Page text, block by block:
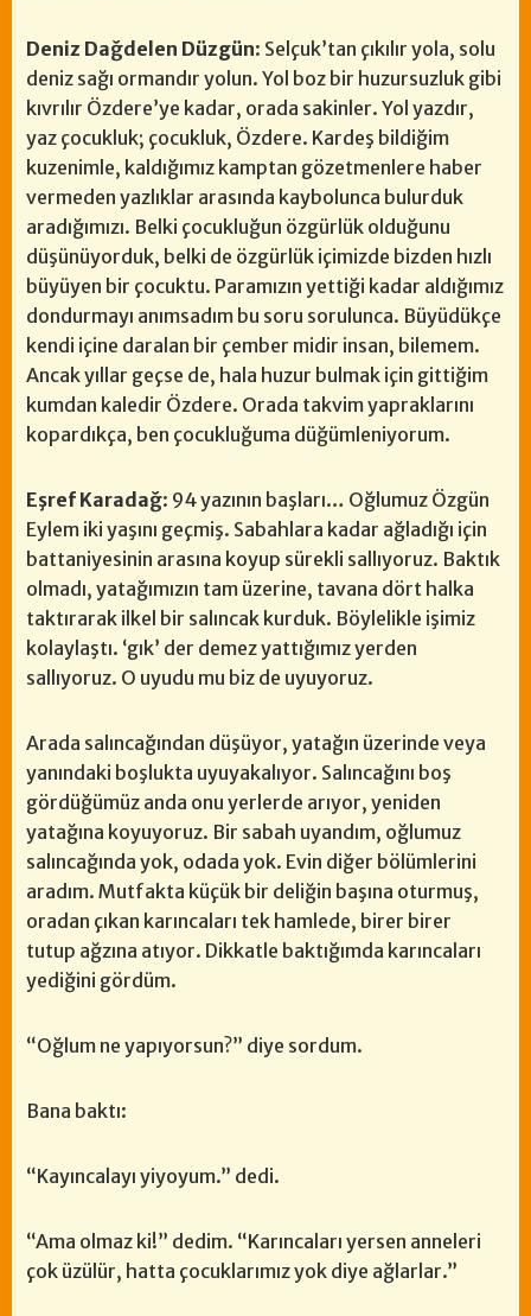
Deniz Dağdelen Düzgün: Selçuk’tan çıkılır yola, solu
deniz sağı ormandır yolun. Yol boz bir huzursuzluk gibi
kıvrılır Özdere’ye kadar, orada sakinler. Yol yazdır,
yaz çocukluk; çocukluk, Özdere. Kardeş bildiğim
kuzenimle, kaldığımız kamptan gözetmenlere haber
vermeden yazlıklar arasında kaybolunca bulurduk
aradığımızı. Belki çocukluğun özgürlük olduğunu
düşünüyorduk, belki de özgürlük içimizde bizden hızlı
büyüyen bir çocuktu. Paramızın yettiği kadar aldığımız
dondurmayı anımsadım bu soru sorulunca. Büyüdükçe
kendi içine daralan bir çember midir insan, bilemem.
Ancak yıllar geçse de, hala huzur bulmak için gittiğim
kumdan kaledir Özdere. Orada takvim yapraklarını
kopardıkça, ben çocukluğuma düğümleniyorum.
Eşref Karadağ: 94 yazının başları… Oğlumuz Özgün
Eylem iki yaşını geçmiş. Sabahlara kadar ağladığı için
battaniyesinin arasına koyup sürekli sallıyoruz. Baktık
olmadı, yatağımızın tam üzerine, tavana dört halka
taktırarak ilkel bir salıncak kurduk. Böylelikle işimiz
kolaylaştı. ‘gık’ der demez yattığımız yerden
sallıyoruz. O uyudu mu biz de uyuyoruz.
Arada salıncağından düşüyor, yatağın üzerinde veya
yanındaki boşlukta uyuyakalıyor. Salıncağını boş
gördüğümüz anda onu yerlerde arıyor, yeniden
yatağına koyuyoruz. Bir sabah uyandım, oğlumuz
salıncağında yok, odada yok. Evin diğer bölümlerini
aradım. Mutfakta küçük bir deliğin başına oturmuş,
oradan çıkan karıncaları tek hamlede, birer birer
tutup ağzına atıyor. Dikkatle baktığımda karıncaları
yediğini gördüm.
“Oğlum ne yapıyorsun?” diye sordum.
Bana baktı:
“Kayıncalayı yiyoyum.” dedi.
“Ama olmaz ki!” dedim. “Karıncaları yersen anneleri
çok üzülür, hatta çocuklarımız yok diye ağlarlar.”